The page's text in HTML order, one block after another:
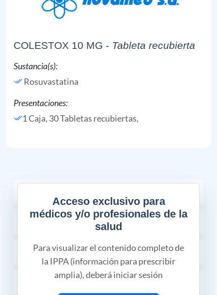
COLESTOX 10 MG - Tableta recubierta
Sustancia(s):
Rosuvastatina
Presentaciones:
1 Caja, 30 Tabletas recubiertas,
Acceso exclusivo para
médicos y/o profesionales de la
salud
Para visualizar el contenido completo de
la IPPA (información para prescribir
amplia), deberá iniciar sesión
FARMACOCINÉTICA Y FARMACODINAMIA
CONTRAINDICACIONES
RECOMENDACIONES